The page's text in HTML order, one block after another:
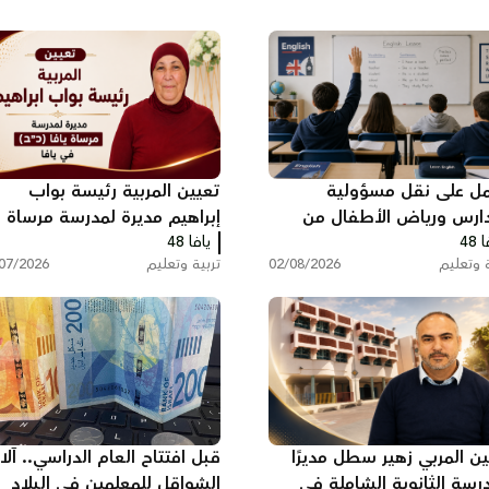
على نقل مسؤولية
ورياض الأطفال من
التربية والتعليم إلى
وتعليم 02/08/2026
تعيين المربية رئيسة بواب
إبراهيم مديرة لمدرسة مرساة
يافا (כ”ב)
يافا 48
تربية وتعليم 2026
المربي زهير سطل مديرًا
قبل افتتاح العام الدراسي..